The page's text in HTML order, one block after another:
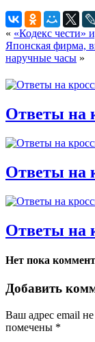
« «Кодекс чести»
Японская фирма,
наручные часы »
Ответы на
Ответы на
Ответы на
Нет пока
Добавить
Ваш адрес email
помечены *